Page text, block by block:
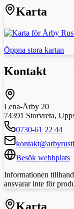
Karta
Öppna stora kartan
Kontakt
Lena-Årby 20
74391 Storvreta,
0730-61 22 44
Besök webbplats
Informationen
ansvarar inte för
Karta